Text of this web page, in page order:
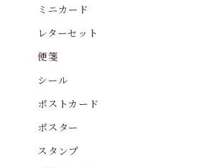
ミニカード
レターセット
便箋
シール
ポストカード
ポスター
スタンプ